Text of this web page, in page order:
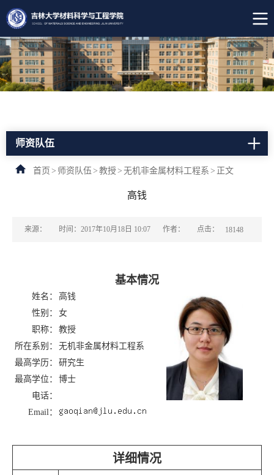
师资队伍
首页 > 师资队伍 > 教授> 无机非金属材料工程系 > 正文
高钱
来源： 时间：2017年10月18日 10:07 作者： 点击： 18148
基本情况
姓名：
高钱
性别：
女
职称：
教授
所在系别：
无机非金属材料工程系
最高学历：
研究生
最高学位：
博士
电话：
Email：
详细情况